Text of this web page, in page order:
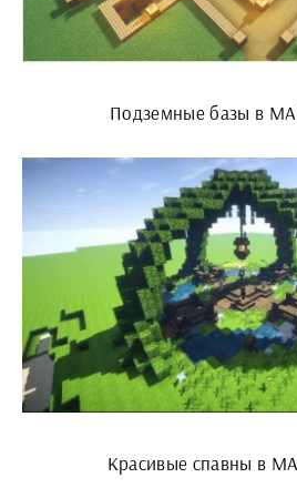
Подземные базы в
Красивые спавны в